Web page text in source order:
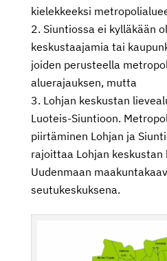
kielekkeeksi
Siuntiossa ei kylläkään
keskustaajamia tai
joiden perusteella
aluerajauksen, mutta
Lohjan keskustan
Luoteis-Siuntioon.
piirtäminen Lohjan ja
rajoittaa Lohjan
Uudenmaan
seutukeskuksena.